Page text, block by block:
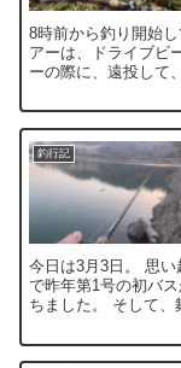
8時前から釣り開始
アーは、ドライブビ
ーの際に、遠投して
釣行記
今日は3月3日。 思
で昨年第1号の初バ
ちました。 そして